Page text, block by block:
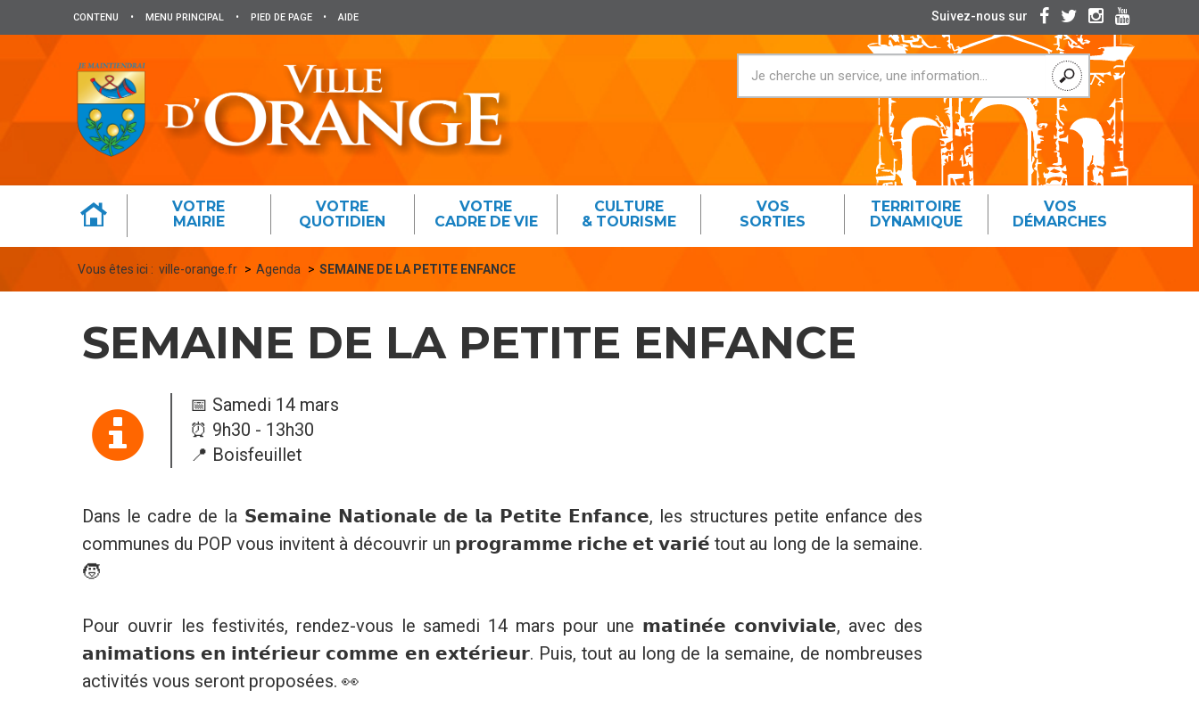
CONTENU • MENU PRINCIPAL • PIED DE PAGE • AIDE
VOTRE
MAIRIE
VOTRE
QUOTIDIEN
VOTRE
CADRE DE VIE
CULTURE
& TOURISME
VOS
SORTIES
TERRITOIRE
DYNAMIQUE
VOS
DÉMARCHES
Suivez-nous sur
Vous êtes ici : ville-orange.fr Agenda SEMAINE DE LA PETITE ENFANCE
SEMAINE DE LA PETITE ENFANCE
📅 Samedi 14 mars
⏰ 9h30 - 13h30
📍 Boisfeuillet
Dans le cadre de la 𝗦𝗲𝗺𝗮𝗶𝗻𝗲 𝗡𝗮𝘁𝗶𝗼𝗻𝗮𝗹𝗲 𝗱𝗲 𝗹𝗮 𝗣𝗲𝘁𝗶𝘁𝗲 𝗘𝗻𝗳𝗮𝗻𝗰𝗲, les structures petite enfance des
communes du POP vous invitent à découvrir un 𝗽𝗿𝗼𝗴𝗿𝗮𝗺𝗺𝗲 𝗿𝗶𝗰𝗵𝗲 𝗲𝘁 𝘃𝗮𝗿𝗶𝗲́ tout au long de la semaine.
🧒
Pour ouvrir les festivités, rendez-vous le samedi 14 mars pour une 𝗺𝗮𝘁𝗶𝗻𝗲́𝗲 𝗰𝗼𝗻𝘃𝗶𝘃𝗶𝗮𝗹𝗲, avec des
𝗮𝗻𝗶𝗺𝗮𝘁𝗶𝗼𝗻𝘀 𝗲𝗻 𝗶𝗻𝘁𝗲́𝗿𝗶𝗲𝘂𝗿 𝗰𝗼𝗺𝗺𝗲 𝗲𝗻 𝗲𝘅𝘁𝗲́𝗿𝗶𝗲𝘂𝗿. Puis, tout au long de la semaine, de nombreuses
activités vous seront proposées. 👀